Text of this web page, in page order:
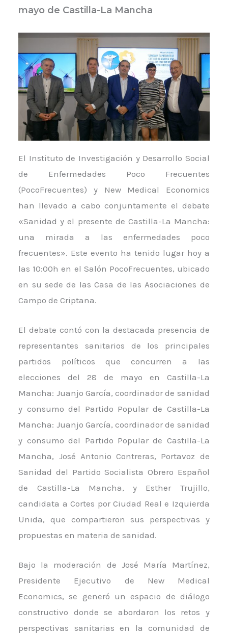
mayo de Castilla-La Mancha
El Instituto de Investigación y Desarrollo Social
de Enfermedades Poco Frecuentes
(PocoFrecuentes) y New Medical Economics
han llevado a cabo conjuntamente el debate
«Sanidad y el presente de Castilla-La Mancha:
una mirada a las enfermedades poco
frecuentes». Este evento ha tenido lugar hoy a
las 10:00h en el Salón PocoFrecuentes, ubicado
en su sede de las Casa de las Asociaciones de
Campo de Criptana.
El debate contó con la destacada presencia de
representantes sanitarios de los principales
partidos políticos que concurren a las
elecciones del 28 de mayo en Castilla-La
Mancha: Juanjo García, coordinador de sanidad
y consumo del Partido Popular de Castilla-La
Mancha: Juanjo García, coordinador de sanidad
y consumo del Partido Popular de Castilla-La
Mancha, José Antonio Contreras, Portavoz de
Sanidad del Partido Socialista Obrero Español
de Castilla-La Mancha, y Esther Trujillo,
candidata a Cortes por Ciudad Real e Izquierda
Unida, que compartieron sus perspectivas y
propuestas en materia de sanidad.
Bajo la moderación de José María Martínez,
Presidente Ejecutivo de New Medical
Economics, se generó un espacio de diálogo
constructivo donde se abordaron los retos y
perspectivas sanitarias en la comunidad de